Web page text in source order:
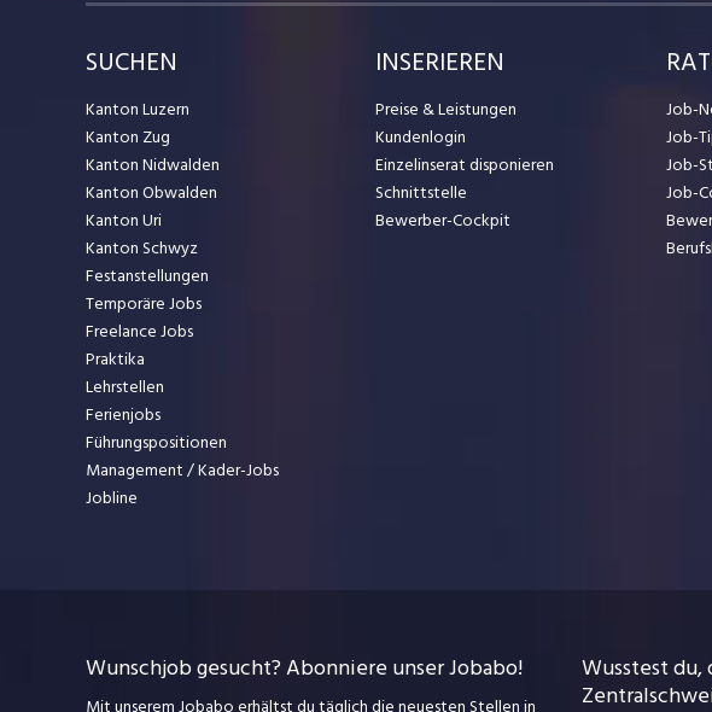
SUCHEN
Kanton Luzern
Kanton Zug
Kanton Nidwalden
Kanton Obwalden
Kanton Uri
Kanton Schwyz
Festanstellungen
Temporäre Jobs
Freelance Jobs
Praktika
Lehrstellen
Ferienjobs
Führungspositionen
Management / Kader-Jobs
Jobline
INSERIEREN
Preise & Leistungen
Kundenlogin
Einzelinserat disponieren
Schnittstelle
Bewerber-Cockpit
Job-
Job-
Job-
Job-
Wunschjob gesucht? Abonniere unser Jobabo! Wusstest du,